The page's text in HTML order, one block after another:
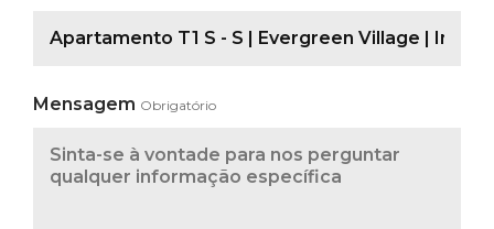
Mensagem Obrigatório